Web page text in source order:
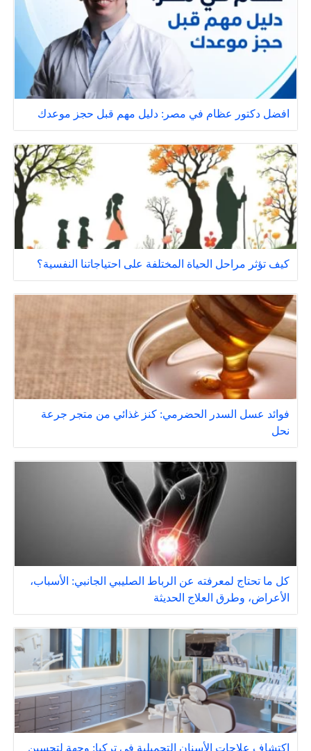
افضل دكتور عظام في مصر: دليل مهم قبل حجز موعدك
كيف تؤثر مراحل الحياة المختلفة على احتياجاتنا النفسية؟
فوائد عسل السدر الحضرمي: كنز غذائي من متجر جرعة
نحل
كل ما تحتاج لمعرفته عن الرباط الصليبي الجانبي: الأسباب،
الأعراض، وطرق العلاج الحديثة
اكتشاف علاجات الأسنان التجميلية في تركيا: وجهة لتحسين